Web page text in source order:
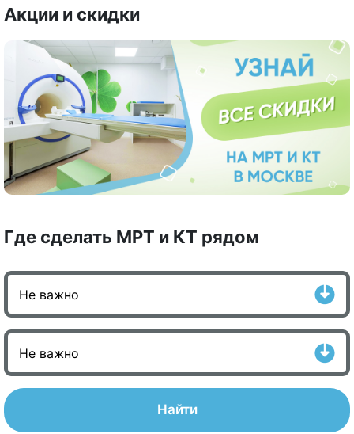
Акции и скидки
Где сделать МРТ и КТ рядом
Найти